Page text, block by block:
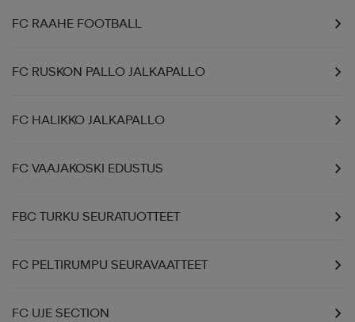
FC RAAHE FOOTBALL
FC RUSKON PALLO JALKAPALLO
FC HALIKKO JALKAPALLO
FC VAAJAKOSKI EDUSTUS
FBC TURKU SEURATUOTTEET
FC PELTIRUMPU SEURAVAATTEET
FC UJE SECTION